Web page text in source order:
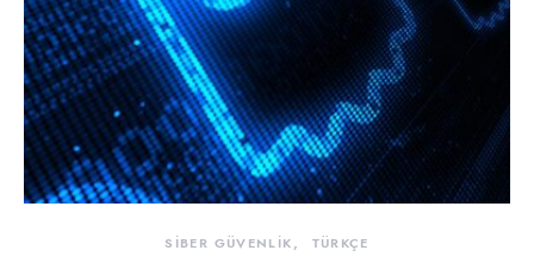
SİBER GÜVENLİK TÜRKÇE